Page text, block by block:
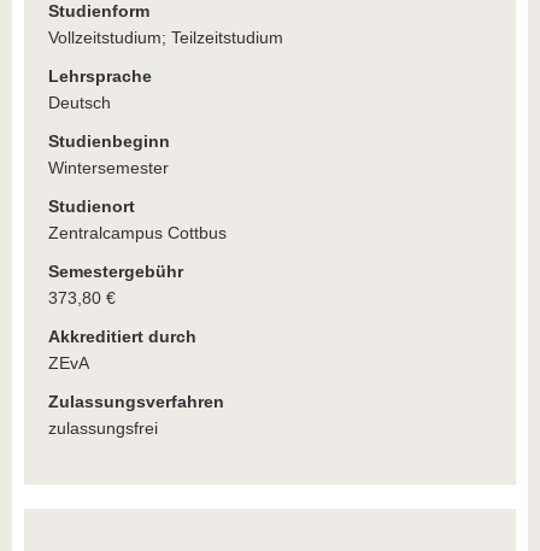
Studienform
Vollzeitstudium; Teilzeitstudium
Lehrsprache
Deutsch
Studienbeginn
Wintersemester
Studienort
Zentralcampus Cottbus
Semestergebühr
373,80 €
Akkreditiert durch
ZEvA
Zulassungsverfahren
zulassungsfrei